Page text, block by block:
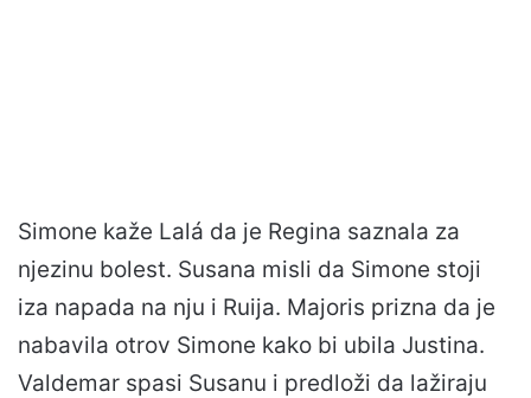
Simone kaže Lalá da je Regina saznala za
njezinu bolest. Susana misli da Simone stoji
iza napada na nju i Ruija. Majoris prizna da je
nabavila otrov Simone kako bi ubila Justina.
Valdemar spasi Susanu i predloži da lažiraju